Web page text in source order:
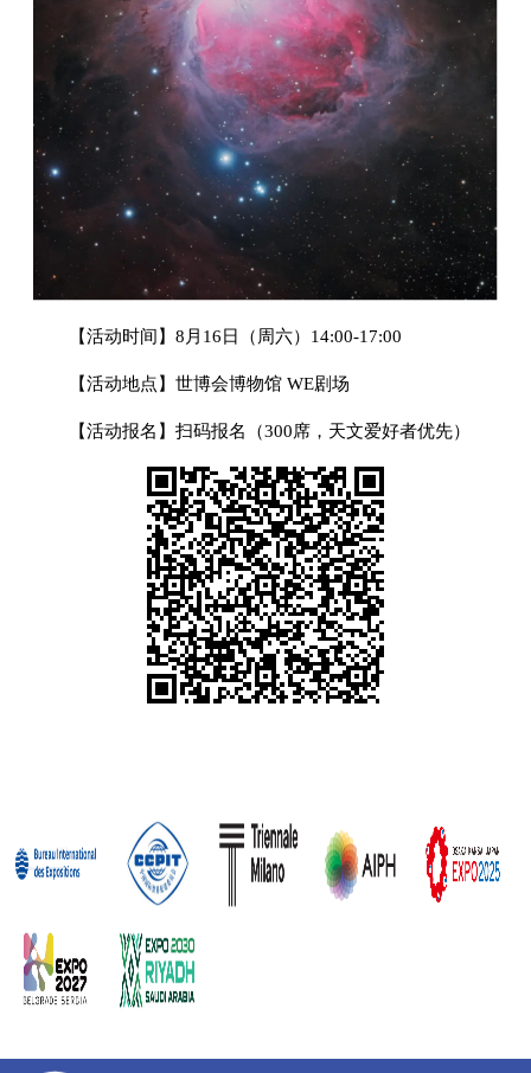
【活动时间】8月16日（周六）14:00-17:00
【活动地点】世博会博物馆 WE剧场
【活动报名】扫码报名（300席，天文爱好者优先）